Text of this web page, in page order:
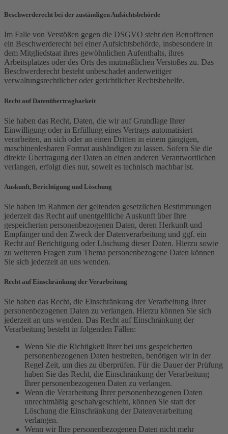
Beschwerde­recht bei der zuständigen Aufsichts­behörde
Im Falle von Verstößen gegen die DSGVO steht den Betroffenen
ein Beschwerderecht bei einer Aufsichtsbehörde, insbesondere in
dem Mitgliedstaat ihres gewöhnlichen Aufenthalts, ihres
Arbeitsplatzes oder des Orts des mutmaßlichen Verstoßes zu. Das
Beschwerderecht besteht unbeschadet anderweitiger
verwaltungsrechtlicher oder gerichtlicher Rechtsbehelfe.
Recht auf Daten­übertrag­barkeit
Sie haben das Recht, Daten, die wir auf Grundlage Ihrer
Einwilligung oder in Erfüllung eines Vertrags automatisiert
verarbeiten, an sich oder an einen Dritten in einem gängigen,
maschinenlesbaren Format aushändigen zu lassen. Sofern Sie die
direkte Übertragung der Daten an einen anderen Verantwortlichen
verlangen, erfolgt dies nur, soweit es technisch machbar ist.
Auskunft, Berichtigung und Löschung
Sie haben im Rahmen der geltenden gesetzlichen Bestimmungen
jederzeit das Recht auf unentgeltliche Auskunft über Ihre
gespeicherten personenbezogenen Daten, deren Herkunft und
Empfänger und den Zweck der Datenverarbeitung und ggf. ein
Recht auf Berichtigung oder Löschung dieser Daten. Hierzu sowie
zu weiteren Fragen zum Thema personenbezogene Daten können
Sie sich jederzeit an uns wenden.
Recht auf Einschränkung der Verarbeitung
Sie haben das Recht, die Einschränkung der Verarbeitung Ihrer
personenbezogenen Daten zu verlangen. Hierzu können Sie sich
jederzeit an uns wenden. Das Recht auf Einschränkung der
Verarbeitung besteht in folgenden Fällen:
Wenn Sie die Richtigkeit Ihrer bei uns gespeicherten
personenbezogenen Daten bestreiten, benötigen wir in der
Regel Zeit, um dies zu überprüfen. Für die Dauer der Prüfung
haben Sie das Recht, die Einschränkung der Verarbeitung
Ihrer personenbezogenen Daten zu verlangen.
Wenn die Verarbeitung Ihrer personenbezogenen Daten
unrechtmäßig geschah/geschieht, können Sie statt der
Löschung die Einschränkung der Datenverarbeitung
verlangen.
Wenn wir Ihre personenbezogenen Daten nicht mehr